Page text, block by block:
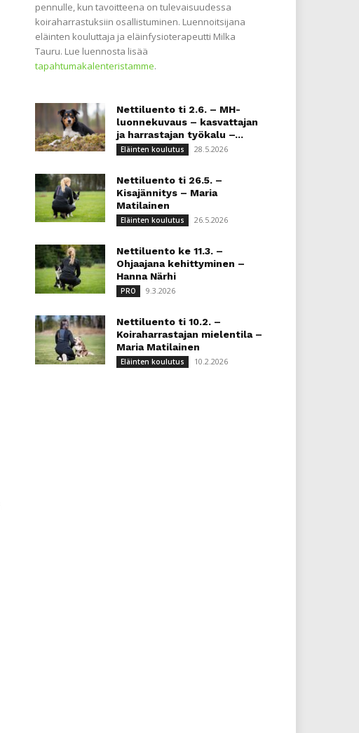
pennulle, kun tavoitteena on tulevaisuudessa
koiraharrastuksiin osallistuminen. Luennoitsijana
eläinten kouluttaja ja eläinfysioterapeutti Milka
Tauru. Lue luennosta lisää
tapahtumakalenteristamme.
Nettiluento ti 2.6. – MH-
luonnekuvaus – kasvattajan
ja harrastajan työkalu –...
Eläinten koulutus 28.5.2026
Nettiluento ti 26.5. –
Kisajännitys – Maria
Matilainen
Eläinten koulutus 26.5.2026
Nettiluento ke 11.3. –
Ohjaajana kehittyminen –
Hanna Närhi
PRO 9.3.2026
Nettiluento ti 10.2. –
Koiraharrastajan mielentila –
Maria Matilainen
Eläinten koulutus 10.2.2026